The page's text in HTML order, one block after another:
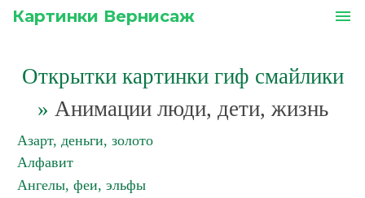
Картинки Вернисаж menu
Открытки картинки гиф смайлики
» Анимации люди, дети, жизнь
Азарт, деньги, золото
Алфавит
Ангелы, феи, эльфы